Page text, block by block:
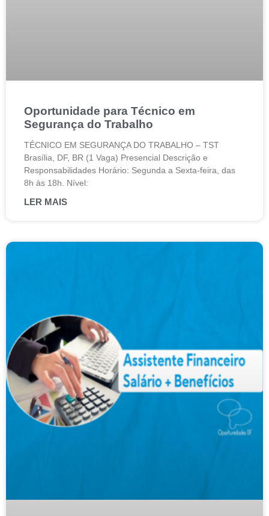
Oportunidade para Técnico em
Segurança do Trabalho
TÉCNICO EM SEGURANÇA DO TRABALHO – TST
Brasília, DF, BR (1 Vaga) Presencial Descrição e
Responsabilidades Horário: Segunda a Sexta-feira, das
8h às 18h. Nível:
LER MAIS